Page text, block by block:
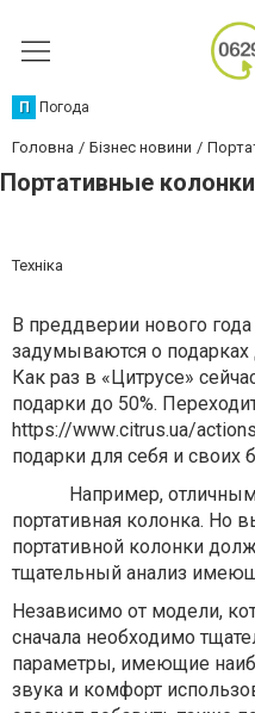
П Погода
Головна Бізнес новини
Портативные
Техніка
В преддверии нового
задумываются о подарках
Как раз в «Цитрусе»
подарки до 50%.
https://www.citrus.ua/actions
подарки для себя и своих
Например, отличным
портативная колонка. Но
портативной колонки
тщательный анализ
Независимо от модели,
сначала необходимо
параметры, имеющие
звука и комфорт